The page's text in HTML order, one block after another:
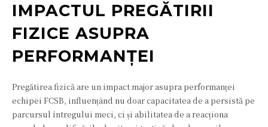
IMPACTUL PREGĂTIRII
FIZICE ASUPRA
PERFORMANȚEI
Pregătirea fizică are un impact major asupra performanței
echipei FCSB, influențând nu doar capacitatea de a persistă pe
parcursul întregului meci, ci și abilitatea de a reacționa